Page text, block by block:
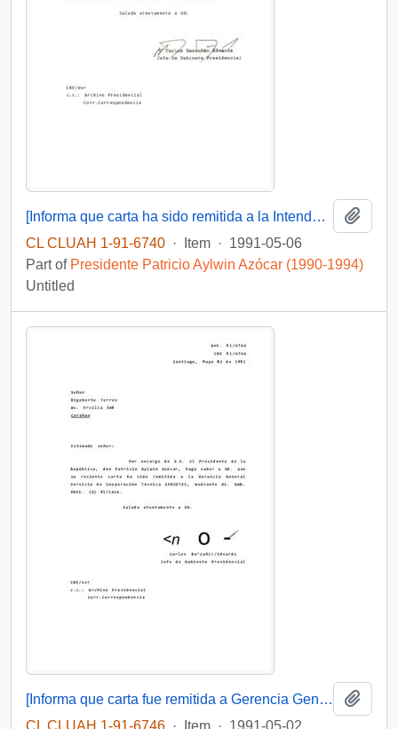
[Informa que carta ha sido remitida a la Intendencia RM, mediante OF. GAB. PRES. (0) 91/1474]
CL CLUAH 1-91-6740 · Item · 1991-05-06
Part of Presidente Patricio Aylwin Azócar (1990-1994)
Untitled
[Informa que carta fue remitida a Gerencia General de SERCOTEC, mediante Of. GAB. PRES. (0) 91/1424]
CL CLUAH 1-91-6746 · Item · 1991-05-02